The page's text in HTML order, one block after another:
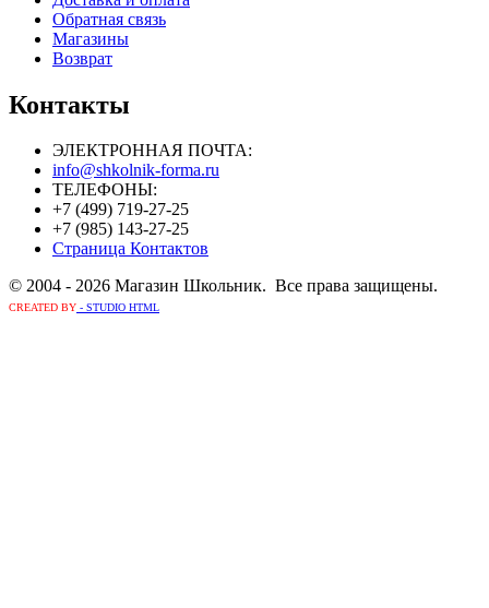
Обратная связь
Магазины
Возврат
Контакты
ЭЛЕКТРОННАЯ ПОЧТА:
info@shkolnik-forma.ru
ТЕЛЕФОНЫ:
+7 (499) 719-27-25
+7 (985) 143-27-25
Страница Контактов
© 2004 - 2026 Магазин Школьник. Все права защищены.
CREATED BY - STUDIO HTML